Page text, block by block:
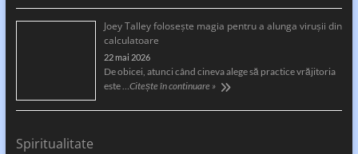
Joey Talley foloseşte magia pentru a alunga viruşii din
calculatoare
22 mai 2026
De obicei, atunci când cineva alege să practice vrăjitoria
este …Citește în continuare »
Spiritualitate